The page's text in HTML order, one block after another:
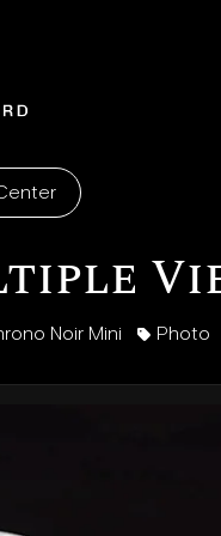
Noir Mini Photo